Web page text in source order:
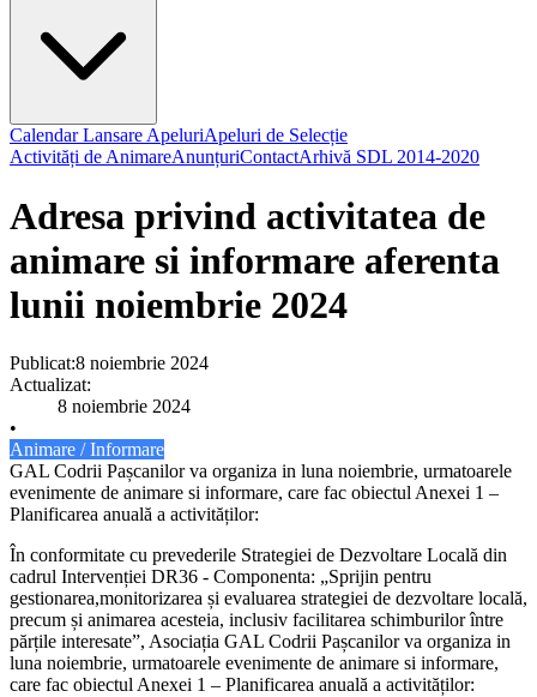
Calendar Lansare ApeluriApeluri de Selecție
Activități de AnimareAnunțuriContactArhivă SDL 2014-2020
Adresa privind activitatea de
animare si informare aferenta
lunii noiembrie 2024
Publicat:8 noiembrie 2024
Actualizat:
8 noiembrie 2024
•
Animare / Informare
GAL Codrii Pașcanilor va organiza in luna noiembrie, urmatoarele
evenimente de animare si informare, care fac obiectul Anexei 1 –
Planificarea anuală a activităților:
În conformitate cu prevederile Strategiei de Dezvoltare Locală din
cadrul Intervenției DR36 - Componenta: „Sprijin pentru
gestionarea,monitorizarea și evaluarea strategiei de dezvoltare locală,
precum și animarea acesteia, inclusiv facilitarea schimburilor între
părțile interesate”, Asociația GAL Codrii Pașcanilor va organiza in
luna noiembrie, urmatoarele evenimente de animare si informare,
care fac obiectul Anexei 1 – Planificarea anuală a activităților: